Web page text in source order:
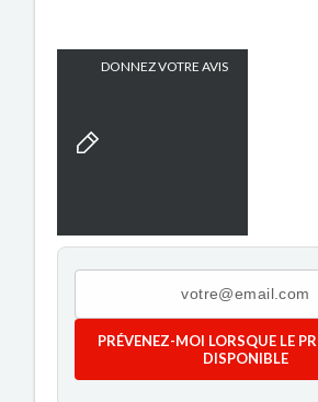
DONNEZ VOTRE AVIS
PRÉVENEZ-MOI LORSQUE LE
DISPONIBLE